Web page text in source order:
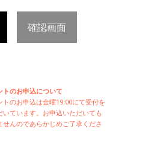
確認画面
トのお申込について
トのお申込は金曜19:00にて受付を
いています。お申込いただいても
せんのであらかじめご了承くださ